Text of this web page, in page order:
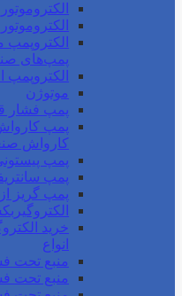
پمپ‌های
الکتروپمپ
موتوژن
پمپ فشار
پمپ
کارواش
پمپ
پمپ
پمپ گریز
خرید
انواع
منبع تحت
منبع تحت